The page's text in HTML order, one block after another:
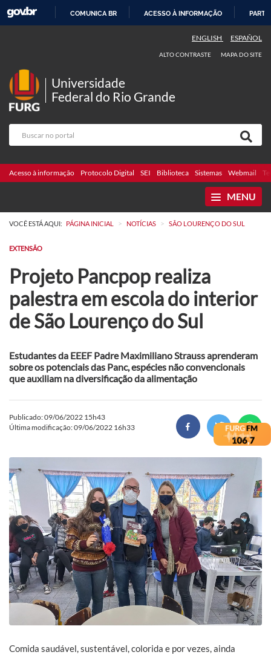
COMUNICA BR ACESSO À INFORMAÇÃO
ENGLISH ESPAÑOL
ALTO CONTRASTE MAPA DO SITE
Universidade
Federal do Rio Grande
Acesso à informação Protocolo Digital SEI Biblioteca Sistemas Webmail
MENU
VOCÊ ESTÁ AQUI: PÁGINA INICIAL > NOTÍCIAS > SÃO LOURENÇO DO SUL
EXTENSÃO
Projeto Pancpop realiza
palestra em escola do interior
de São Lourenço do Sul
Estudantes da EEEF Padre Maximiliano Strauss aprenderam
sobre os potenciais das Panc, espécies não convencionais
que auxiliam na diversificação da alimentação
Publicado: 09/06/2022 15h43
Última modificação: 09/06/2022 16h33
Comida saudável, sustentável, colorida e por vezes, ainda